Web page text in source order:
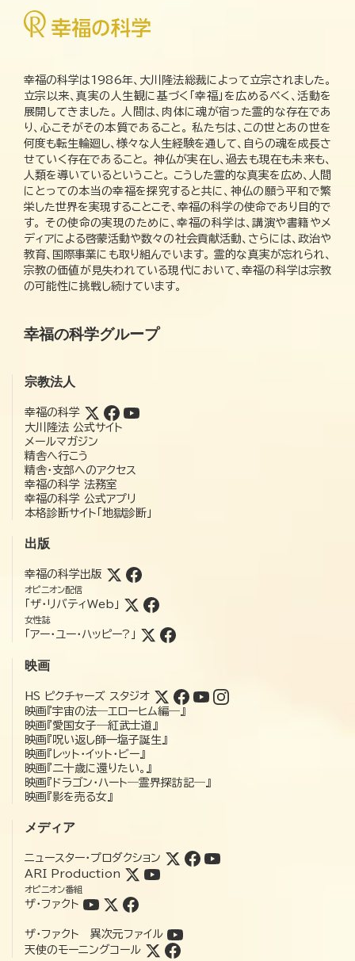
幸福の科学は1986年、大川隆法総裁によって立宗されました。
立宗以来、真実の人生観に基づく「幸福」を広めるべく、活動を
展開してきました。 人間は、肉体に魂が宿った霊的な存在であ
り、心こそがその本質であること。 私たちは、この世とあの世を
何度も転生輪廻し、様々な人生経験を通して、自らの魂を成長さ
せていく存在であること。 神仏が実在し、過去も現在も未来も、
人類を導いているということ。 こうした霊的な真実を広め、人間
にとっての本当の幸福を探究すると共に、神仏の願う平和で繁
栄した世界を実現することこそ、幸福の科学の使命であり目的で
す。 その使命の実現のために、幸福の科学は、講演や書籍やメ
ディアによる啓蒙活動や数々の社会貢献活動、さらには、政治や
教育、国際事業にも取り組んでいます。 霊的な真実が忘れられ、
宗教の価値が見失われている現代において、幸福の科学は宗教
の可能性に挑戦し続けています。
幸福の科学グループ
宗教法人
幸福の科学
大川隆法 公式サイト
メールマガジン
精舎へ行こう
精舎・支部へのアクセス
幸福の科学 法務室
幸福の科学 公式アプリ
本格診断サイト「地獄診断」
出版
幸福の科学出版
オピニオン配信
「ザ・リバティWeb」
女性誌
「アー・ユー・ハッピー?」
映画
HS ピクチャーズ スタジオ
映画『宇宙の法―エローヒム編―』
映画『愛国女子―紅武士道』
映画『呪い返し師—塩子誕生』
映画『レット・イット・ビー』
映画『二十歳に還りたい。』
映画『ドラゴン・ハート―霊界探訪記―』
映画『影を売る女』
メディア
ニュースター・プロダクション
ARI Production
オピニオン番組
ザ・ファクト
ザ・ファクト 異次元ファイル
天使のモーニングコール